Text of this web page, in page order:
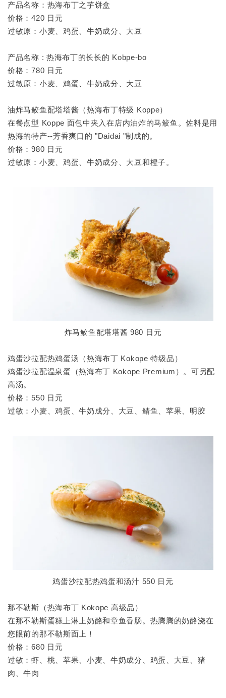
产品名称：热海布丁之芋饼盒
价格：420 日元
过敏原：小麦、鸡蛋、牛奶成分、大豆
产品名称 : 热海布丁的长长的 Kobpe-bo
价格：780 日元
过敏原：小麦、鸡蛋、牛奶成分、大豆
油炸马鲛鱼配塔塔酱（热海布丁特级 Koppe）
在餐点型 Koppe 面包中夹入在店内油炸的马鲛鱼。佐料是用
热海的特产--芳香爽口的 "Daidai "制成的。
价格：980 日元
过敏原：小麦、鸡蛋、牛奶成分、大豆和橙子。
炸马鲛鱼配塔塔酱 980 日元
鸡蛋沙拉配热鸡蛋汤（热海布丁 Kokope 特级品）
鸡蛋沙拉配温泉蛋（热海布丁 Kokope Premium）。可另配
高汤。
价格：550 日元
过敏：小麦、鸡蛋、牛奶成分、大豆、鲭鱼、苹果、明胶
鸡蛋沙拉配热鸡蛋和汤汁 550 日元
那不勒斯（热海布丁 Kokope 高级品）
在那不勒斯蛋糕上淋上奶酪和章鱼香肠。热腾腾的奶酪浇在
您眼前的那不勒斯面上！
价格：680 日元
过敏：虾、桃、苹果、小麦、牛奶成分、鸡蛋、大豆、猪
肉、牛肉